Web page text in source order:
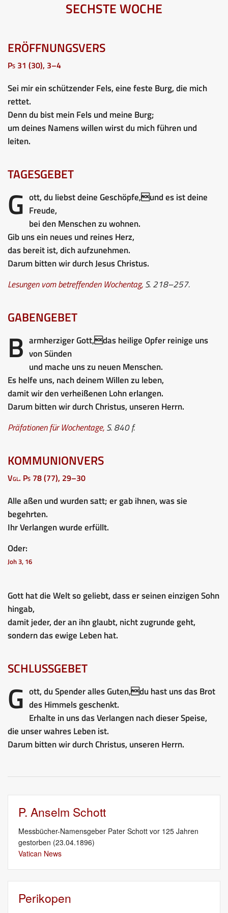
SECHSTE WOCHE
ERÖFFNUNGSVERS
Ps 31 (30), 3–4
Sei mir ein schützender Fels, eine feste Burg, die mich
rettet.
Denn du bist mein Fels und meine Burg;
um deines Namens willen wirst du mich führen und
leiten.
TAGESGEBET
G ott, du liebst deine Geschöpfe,und es ist deine
Freude,
bei den Menschen zu wohnen.
Gib uns ein neues und reines Herz,
das bereit ist, dich aufzunehmen.
Darum bitten wir durch Jesus Christus.
Lesungen vom betreffenden Wochentag,S. 218–257.
GABENGEBET
B armherziger Gott,das heilige Opfer reinige uns
von Sünden
und mache uns zu neuen Menschen.
Es helfe uns, nach deinem Willen zu leben,
damit wir den verheißenen Lohn erlangen.
Darum bitten wir durch Christus, unseren Herrn.
Präfationen für Wochentage,S. 840 f.
KOMMUNIONVERS
Vgl. Ps 78 (77), 29–30
Alle aßen und wurden satt; er gab ihnen, was sie
begehrten.
Ihr Verlangen wurde erfüllt.
Oder:
Joh 3, 16
Gott hat die Welt so geliebt, dass er seinen einzigen Sohn
hingab,
damit jeder, der an ihn glaubt, nicht zugrunde geht,
sondern das ewige Leben hat.
SCHLUSSGEBET
G ott, du Spender alles Guten,du hast uns das Brot
des Himmels geschenkt.
Erhalte in uns das Verlangen nach dieser Speise,
die unser wahres Leben ist.
Darum bitten wir durch Christus, unseren Herrn.
P. Anselm Schott
Messbücher-Namensgeber Pater Schott vor 125 Jahren
gestorben (23.04.1896)
Vatican News
Perikopen